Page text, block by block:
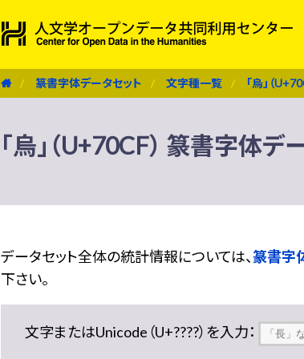
篆書字体データセット 文字種一覧 「烏」（
「烏」（U+70CF） 篆書字体デ
データセット全体の統計情報については、篆書字
下さい。
文字またはUnicode（U+????）を入力：